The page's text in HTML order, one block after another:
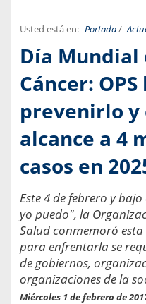
Usted está en: Portada/
Día Mundial
Cáncer:
prevenirlo
alcance a 4
casos en
Este 4 de febrero y
yo puedo", la
Salud conmemoró
para enfrentarla se
de gobiernos,
organizaciones de la
Miércoles 1 de febrero de